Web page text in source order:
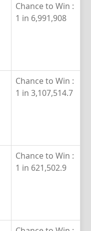
Chance to Win :
1 in 6,991,908
Chance to Win :
1 in 3,107,514.7
Chance to Win :
1 in 621,502.9